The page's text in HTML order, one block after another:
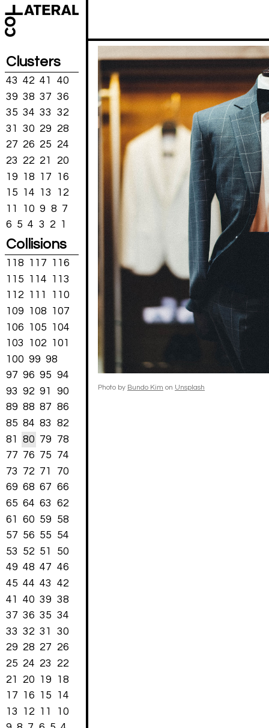
Clusters
43 42 41
40
39 38 37 36
35 34 33
32
31
30 29
28
27 26 25
24
23
22 21
20
19
18 17
16
15
14 13
12
11
10 9 8 7
6 5 4 3 2 1
Collisions
118 117
116
115
114
113
112
111
110
109
108
107
106
105
104
103
102
101
100 99 98
97 96 95 94
93 92 91
90
89 88 87 86
85 84 83
82
81
80 79
78
77 76 75
74
73
72 71
70
69 68 67 66
65 64 63
62
61
60 59
58
57 56 55
54
53
52 51
50
49 48 47 46
45 44 43
42
41
40 39 38
37 36 35 34
33 32 31
30
29 28 27
26
25 24 23
22
21
20 19
18
17
16 15
14
13
12 11
10
Photo by Bundo Kim on Unsplash